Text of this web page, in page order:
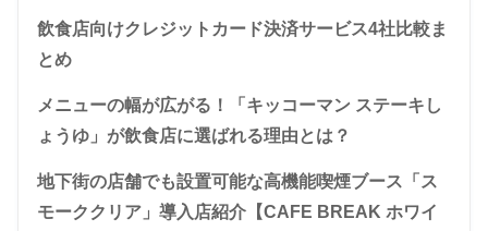
飲食店向けクレジットカード決済サービス4社比較ま
とめ
メニューの幅が広がる！「キッコーマン ステーキし
ょうゆ」が飲食店に選ばれる理由とは？
地下街の店舗でも設置可能な高機能喫煙ブース「ス
モーククリア」導入店紹介【CAFE BREAK ホワイ